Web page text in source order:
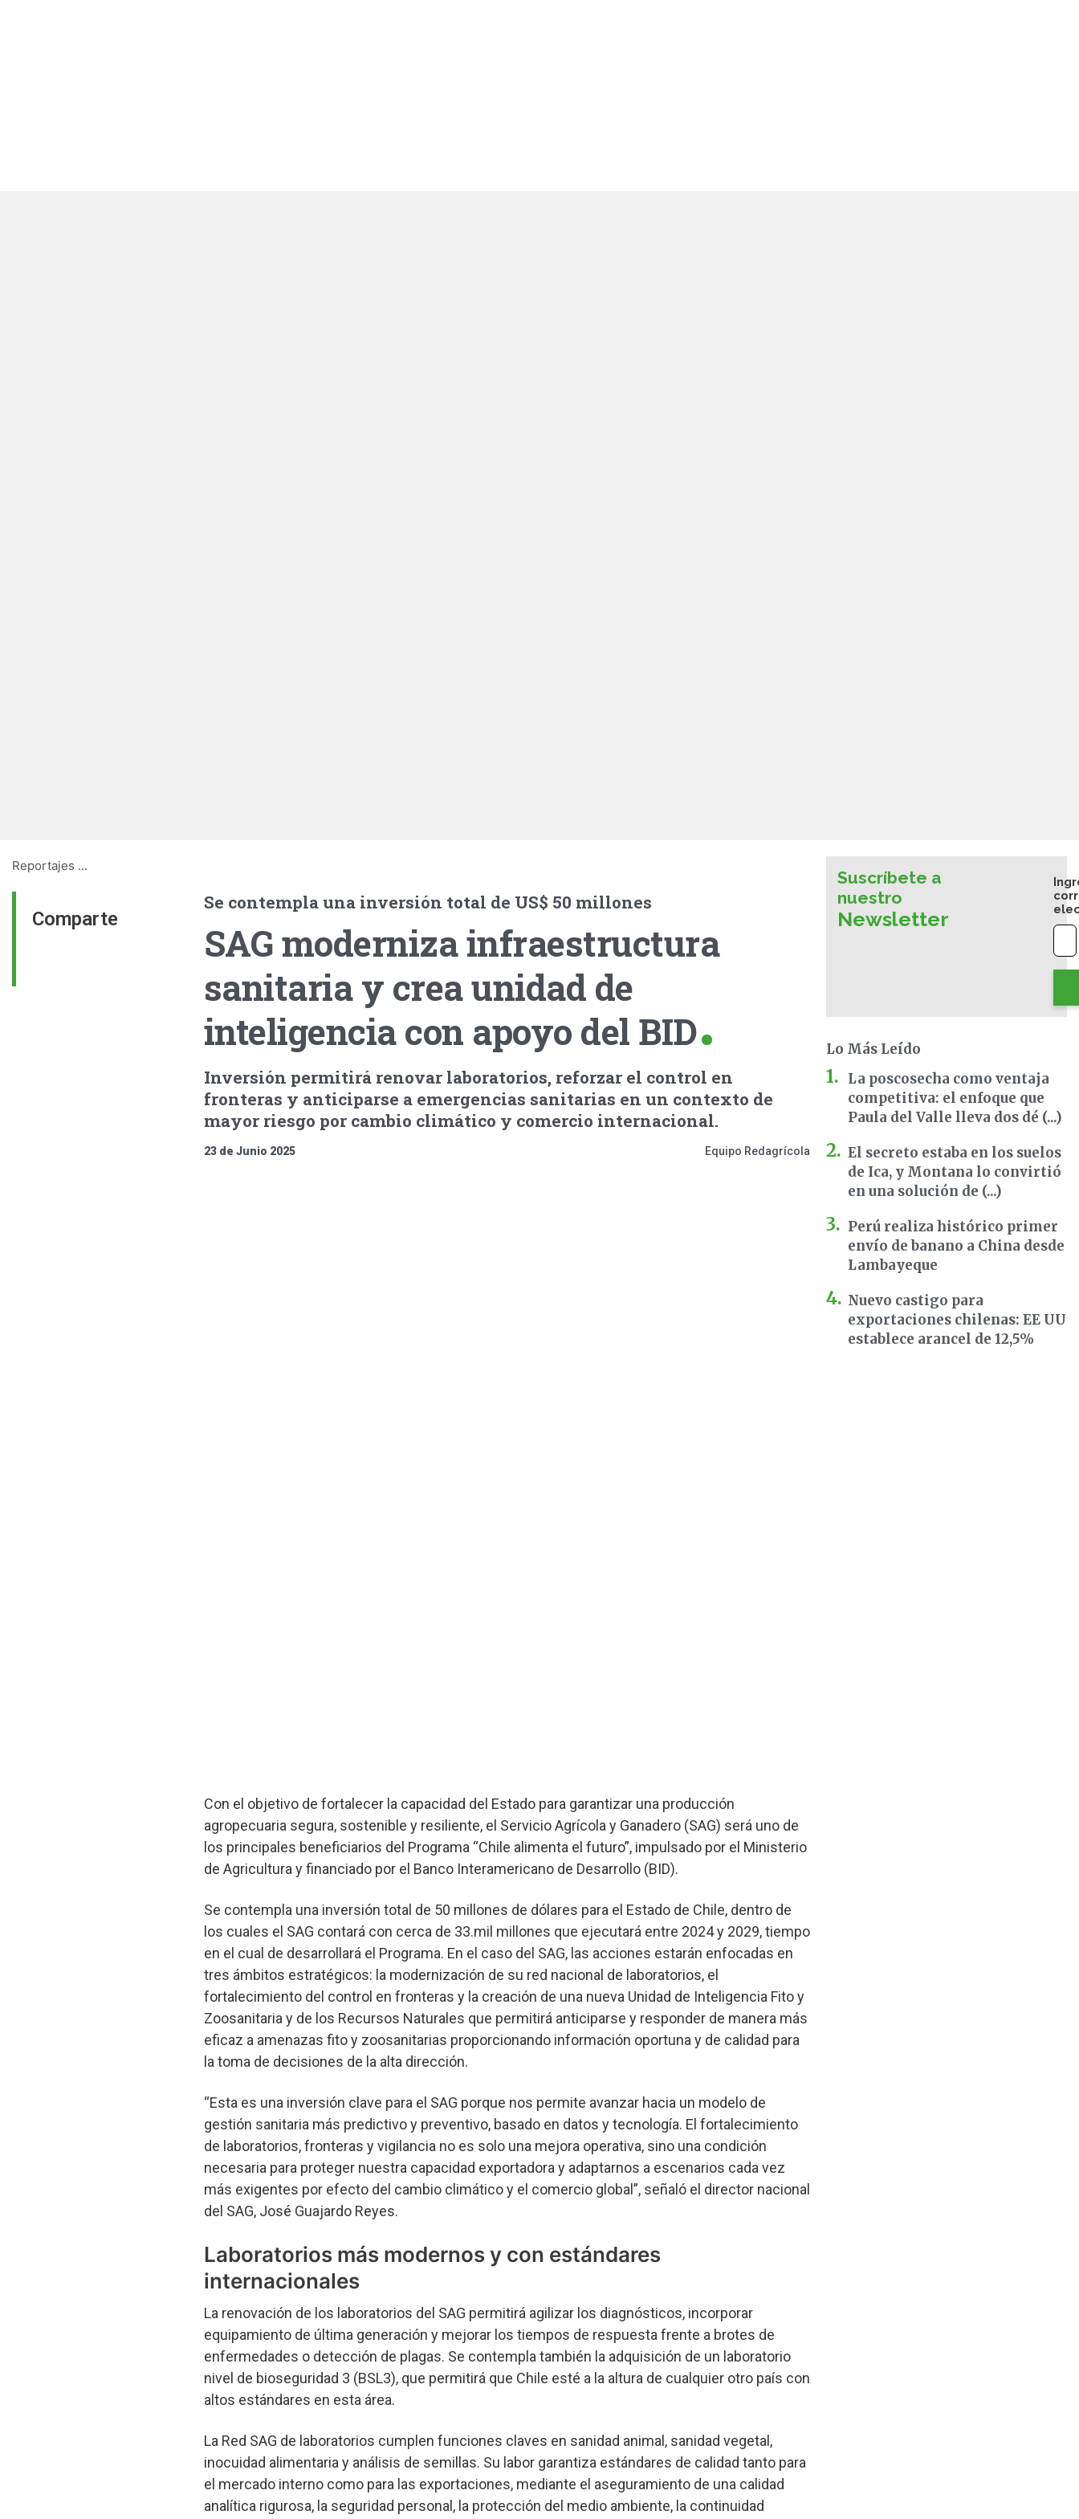
Reportajes ...
Comparte
Se contempla una inversión total de US$ 50 millones
SAG moderniza infraestructura
sanitaria y crea unidad de
inteligencia con apoyo del BID
Inversión permitirá renovar laboratorios, reforzar el control en
fronteras y anticiparse a emergencias sanitarias en un contexto de
mayor riesgo por cambio climático y comercio internacional.
23 de Junio 2025 Equipo Redagrícola
Con el objetivo de fortalecer la capacidad del Estado para garantizar una producción
agropecuaria segura, sostenible y resiliente, el Servicio Agrícola y Ganadero (SAG) será uno de
los principales beneficiarios del Programa “Chile alimenta el futuro”, impulsado por el Ministerio
de Agricultura y financiado por el Banco Interamericano de Desarrollo (BID).
Se contempla una inversión total de 50 millones de dólares para el Estado de Chile, dentro de
los cuales el SAG contará con cerca de 33.mil millones que ejecutará entre 2024 y 2029, tiempo
en el cual de desarrollará el Programa. En el caso del SAG, las acciones estarán enfocadas en
tres ámbitos estratégicos: la modernización de su red nacional de laboratorios, el
fortalecimiento del control en fronteras y la creación de una nueva Unidad de Inteligencia Fito y
Zoosanitaria y de los Recursos Naturales que permitirá anticiparse y responder de manera más
eficaz a amenazas fito y zoosanitarias proporcionando información oportuna y de calidad para
la toma de decisiones de la alta dirección.
“Esta es una inversión clave para el SAG porque nos permite avanzar hacia un modelo de
gestión sanitaria más predictivo y preventivo, basado en datos y tecnología. El fortalecimiento
de laboratorios, fronteras y vigilancia no es solo una mejora operativa, sino una condición
necesaria para proteger nuestra capacidad exportadora y adaptarnos a escenarios cada vez
más exigentes por efecto del cambio climático y el comercio global”, señaló el director nacional
del SAG, José Guajardo Reyes.
Laboratorios más modernos y con estándares
internacionales
La renovación de los laboratorios del SAG permitirá agilizar los diagnósticos, incorporar
equipamiento de última generación y mejorar los tiempos de respuesta frente a brotes de
enfermedades o detección de plagas. Se contempla también la adquisición de un laboratorio
nivel de bioseguridad 3 (BSL3), que permitirá que Chile esté a la altura de cualquier otro país con
altos estándares en esta área.
La Red SAG de laboratorios cumplen funciones claves en sanidad animal, sanidad vegetal,
inocuidad alimentaria y análisis de semillas. Su labor garantiza estándares de calidad tanto para
el mercado interno como para las exportaciones, mediante el aseguramiento de una calidad
analítica rigurosa, la seguridad personal, la protección del medio ambiente, la continuidad
Suscríbete a
nuestro
Newsletter
Lo Más Leído
La poscosecha como ventaja
competitiva: el enfoque que
Paula del Valle lleva dos dé (...)
El secreto estaba en los suelos
de Ica, y Montana lo convirtió
en una solución de (...)
Perú realiza histórico primer
envío de banano a China desde
Lambayeque
Nuevo castigo para
exportaciones chilenas: EE UU
establece arancel de 12,5%